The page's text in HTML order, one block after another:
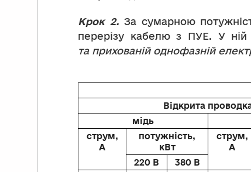
Крок 2. За сумарною
перерізу кабелю з ПУЕ. У ній
та прихованій однофазній
Відкрита
мідь
струм,
А
потужність,
кВт
струм,
А
220 В
380 В